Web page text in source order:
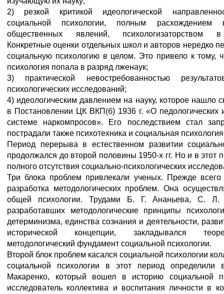
2) резкой критикой идеологической
социальной психологии, полным расхождением
общественных явлений, психологизаторством
Конкретные оценки отдельных школ и авторов нередко
социальную психологию в целом. Это привело к тому,
психология попала в разряд лженаук;
3) практической невостребованностью
психологических исследований;
4) идеологическим давлением на науку, которое нашло
в Постановлении ЦК ВКП(б) 1936 г. «О педологических
системе наркомпросов». Его последствием стал
пострадали также психотехника и социальная
Период перерыва в естественном развитии
продолжался до второй половины 1950-х гг. Но и в этот
полного отсутствия социально-психологических
Три блока проблем привлекали ученых. Прежде всего
разработка методологических проблем. Она
общей психологии. Трудами Б. Г. Ананьева, С. Л.
разработавших методологические принципы
детерминизма, единства сознания и деятельности,
исторической концепции, закладывался
методологический фундамент социальной психологии.
Второй блок проблем касался социальной психологии
социальной психологии в этот период
Макаренко, который вошел в историю социальной
исследователь коллектива и воспитания личности в